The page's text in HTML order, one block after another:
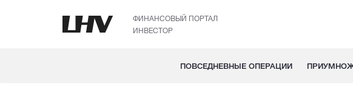
ФИНАНСОВЫЙ ПОРТАЛ
ИНВЕСТОР
ПОВСЕДНЕВНЫЕ ОПЕРАЦИИ